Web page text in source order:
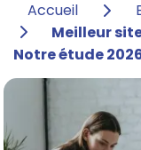
Accueil
Meilleur
Notre étude